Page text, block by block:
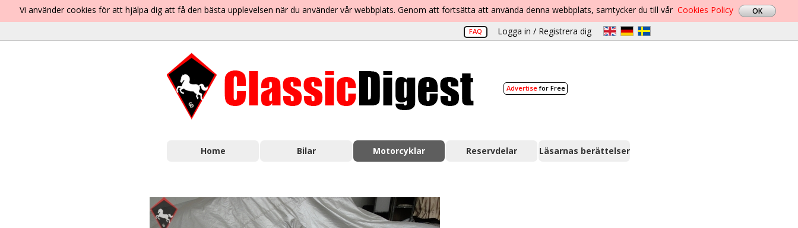
Vi använder cookies för att hjälpa dig att få den bästa upplevelsen när du använder vår webbplats. Genom att fortsätta att använda denna webbplats, samtycker du till vår Cookies Policy
FAQ Logga in / Registrera dig
Advertisefor Free
Home Bilar Motorcyklar Reservdelar Läsarnas berättelser